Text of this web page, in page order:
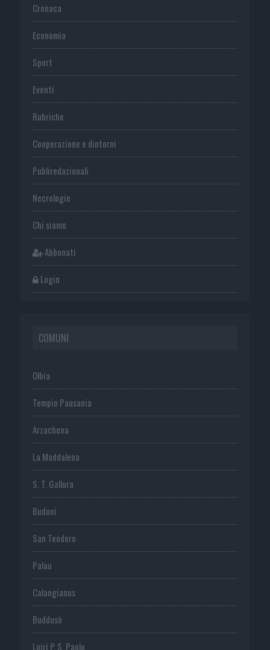
Cronaca
Economia
Sport
Eventi
Rubriche
Cooperazione e dintorni
Publiredazionali
Necrologie
Chi siamo
Abbonati
Login
COMUNI
Olbia
Tempio Pausania
Arzachena
La Maddalena
S. T. Gallura
Budoni
San Teodoro
Palau
Calangianus
Buddusò
Loiri P. S. Paolo